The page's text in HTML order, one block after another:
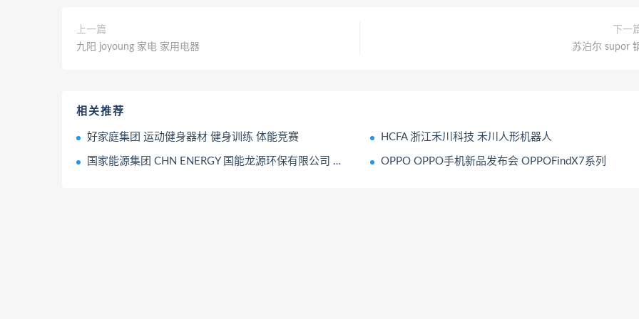
上一篇
九阳 joyoung 家电 家用电器
下一
苏泊尔 supor
相关推荐
好家庭集团 运动健身器材 健身训练 体能竞赛 HCFA 浙江禾川科技 禾川人形机器人
国家能源集团 CHN ENERGY 国能龙源环保有限公司 矿用高精度激光甲烷遥测传感器模型 OPPO OPPO手机新品发布会 OPPOFindX7系列